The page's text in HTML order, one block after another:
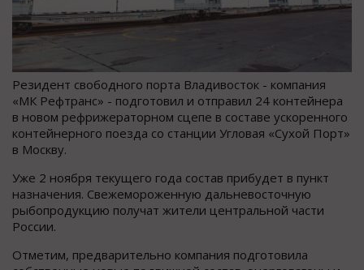
Резидент свободного порта Владивосток - компания
«МК Рефтранс» - подготовил и отправил 24 контейнера
в новом рефрижераторном сцепе в составе ускоренного
контейнерного поезда со станции Угловая «Сухой Порт»
в Москву.
Уже 2 ноября текущего года состав прибудет в пункт
назначения. Свежемороженную дальневосточную
рыбопродукцию получат жители центральной части
России.
Отметим, предварительно компания подготовила